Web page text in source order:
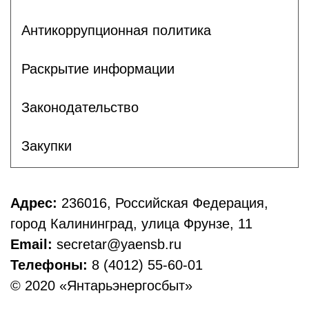
Антикоррупционная политика
Раскрытие информации
Законодательство
Закупки
Адрес: 236016, Российская Федерация,
город Калининград, улица Фрунзе, 11
Email: secretar@yaensb.ru
Телефоны: 8 (4012) 55-60-01
© 2020 «Янтарьэнергосбыт»